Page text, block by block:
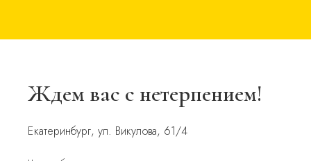
Ждем вас с нетерпением!
Екатеринбург, ул. Викулова, 61/4